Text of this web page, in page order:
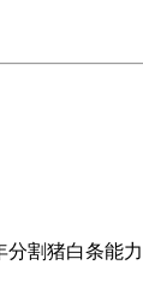
割猪白条能